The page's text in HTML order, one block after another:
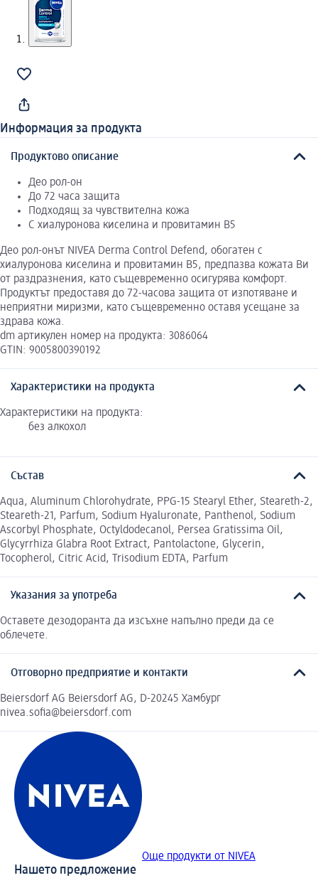
Информация за продукта
Продуктово описание
Део рол-он
До 72 часа защита
Подходящ за чувствителна кожа
С хиалуронова киселина и провитамин В5
Део рол-онът NIVEA Derma Control Defend, обогатен с
хиалуронова киселина и провитамин В5, предпазва кожата Ви
от раздразнения, като същевременно осигурява комфорт.
Продуктът предоставя до 72-часова защита от изпотяване и
неприятни миризми, като същевременно оставя усещане за
здрава кожа.
dm артикулен номер на продукта: 3086064
GTIN: 9005800390192
Характеристики на продукта
Характеристики на продукта:
без алкохол
Състав
Aqua, Aluminum Chlorohydrate, PPG-15 Stearyl Ether, Steareth-2,
Steareth-21, Parfum, Sodium Hyaluronate, Panthenol, Sodium
Ascorbyl Phosphate, Octyldodecanol, Persea Gratissima Oil,
Glycyrrhiza Glabra Root Extract, Pantolactone, Glycerin,
Tocopherol, Citric Acid, Trisodium EDTA, Parfum
Указания за употреба
Оставете дезодоранта да изсъхне напълно преди да се
облечете.
Отговорно предприятие и контакти
Beiersdorf AG Beiersdorf AG, D-20245 Хамбург
nivea.sofia@beiersdorf.com
Още продукти от NIVEA
Нашето предложение